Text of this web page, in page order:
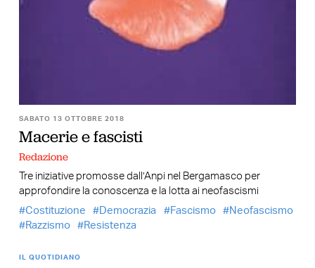
SABATO 13 OTTOBRE 2018
Macerie e fascisti
Redazione
Tre iniziative promosse dall’Anpi nel Bergamasco per
approfondire la conoscenza e la lotta ai neofascismi
Costituzione
Democrazia Fascismo
Neofascismo
Razzismo
Resistenza
IL QUOTIDIANO